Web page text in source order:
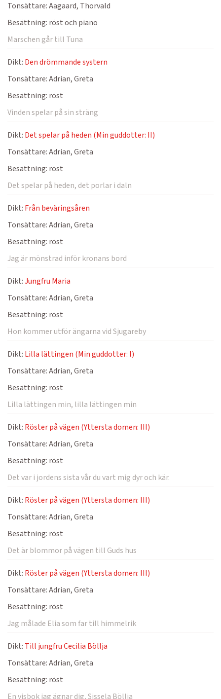
Tonsättare:Aagaard, Thorvald
Besättning: röst och piano
Marschen går till Tuna
Dikt: Den drömmande systern
Tonsättare:Adrian, Greta
Besättning: röst
Vinden spelar på sin sträng
Dikt: Det spelar på heden (Min guddotter: II)
Tonsättare:Adrian, Greta
Besättning: röst
Det spelar på heden, det porlar i daln
Dikt: Från beväringsåren
Tonsättare:Adrian, Greta
Besättning: röst
Jag är mönstrad inför kronans bord
Dikt:Jungfru Maria
Tonsättare:Adrian, Greta
Besättning: röst
Hon kommer utför ängarna vid Sjugareby
Dikt: Lilla lättingen (Min guddotter: I)
Tonsättare:Adrian, Greta
Besättning: röst
Lilla lättingen min, lilla lättingen min
Dikt: Röster på vägen (Yttersta domen: III)
Tonsättare:Adrian, Greta
Besättning: röst
Det var i jordens sista vår du vart mig dyr och kär.
Dikt: Röster på vägen (Yttersta domen: III)
Tonsättare:Adrian, Greta
Besättning: röst
Det är blommor på vägen till Guds hus
Dikt: Röster på vägen (Yttersta domen: III)
Tonsättare:Adrian, Greta
Besättning: röst
Jag målade Elia som far till himmelrik
Dikt: Till jungfru Cecilia Böllja
Tonsättare:Adrian, Greta
Besättning: röst
En visbok jag ägnar dig, Sissela Böllja